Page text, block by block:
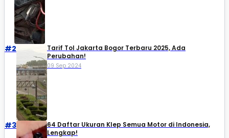
#2
Tarif Tol Jakarta Bogor Terbaru 2025, Ada
Perubahan!
09 Sep 2024
#3
64 Daftar Ukuran Klep Semua Motor di Indonesia,
Lengkap!